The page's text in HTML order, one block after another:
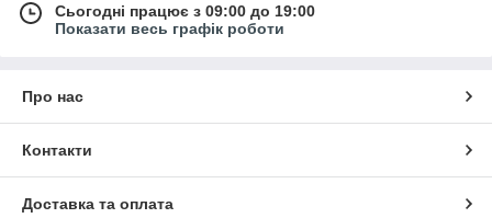
Сьогодні працює з 09:00 до 19:00
Показати весь графік роботи
Про нас
Контакти
Доставка та оплата